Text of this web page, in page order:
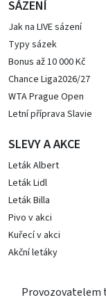
SÁZENÍ
Jak na LIVE sázení
Typy sázek
Bonus až 10 000 Kč
Chance Liga2026/27
WTA Prague Open
Letní příprava Slavie
SLEVY A AKCE
Leták Albert
Leták Lidl
Leták Billa
Pivo v akci
Kuřecí v akci
Akční letáky
Provozovatelem